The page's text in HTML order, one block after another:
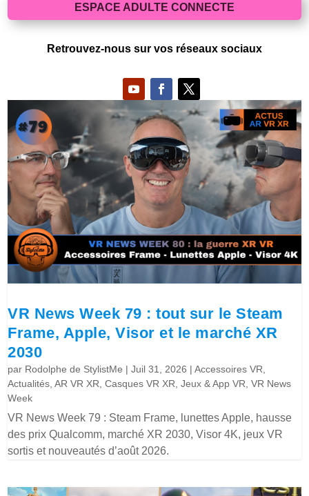
ESPACE ADULTE CONNECTE
Retrouvez-nous sur vos réseaux sociaux
VR News Week 79 : tout sur le Steam
Frame, Apple, Visor et le marché XR
2030
par Rodolphe de StylistMe |Juil 31, 2026 |Accessoires VR,
Actualités,AR VR XR,Casques VR XR,Jeux & App VR,VR News
Week
VR News Week 79 : Steam Frame, lunettes Apple, hausse
des prix Qualcomm, marché XR 2030, Visor 4K, jeux VR
sortis et nouveautés d’août 2026.